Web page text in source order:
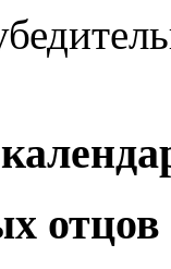
отцов